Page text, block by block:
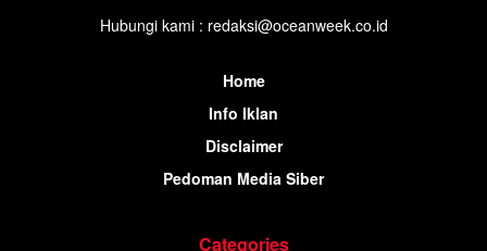
Hubungi kami : redaksi@oceanweek.co.id
Home
Info Iklan
Disclaimer
Pedoman Media Siber
Categories